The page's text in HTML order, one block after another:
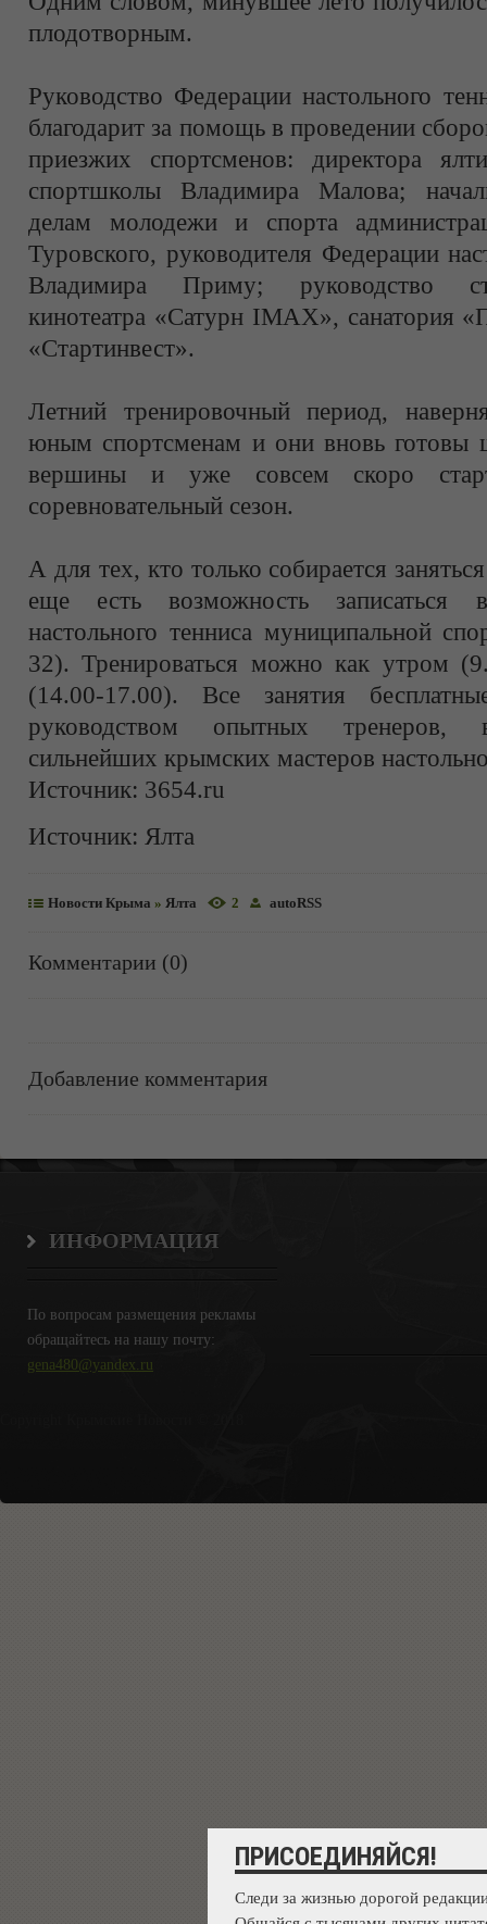
плодотворным.
Руководство Федерации настольного
благодарит за помощь в проведении
приезжих спортсменов: директора
спортшколы Владимира Малова;
делам молодежи и спорта
Туровского, руководителя Федерации
Владимира Приму; руководство
кинотеатра «Сатурн IMAX», санатория
«Стартинвест».
Летний тренировочный период,
юным спортсменам и они вновь готовы
вершины и уже совсем скоро
соревновательный сезон.
А для тех, кто только собирается
еще есть возможность записаться
настольного тенниса муниципальной
32). Тренироваться можно как утром
(14.00-17.00). Все занятия
руководством опытных тренеров,
сильнейших крымских мастеров
Источник: 3654.ru
Источник: Ялта
Новости Крыма » Ялта 2 autoRSS
Комментарии (0)
Добавление комментария
ИНФОРМАЦИЯ
По вопросам размещения рекламы
обращайтесь на нашу почту:
gena480@yandex.ru
ПРИСОЕДИНЯЙСЯ!
Следи за жизнью дорогой